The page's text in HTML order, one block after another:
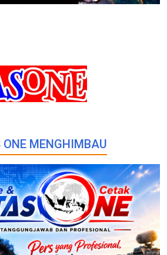
ONE MENGHIMBAU